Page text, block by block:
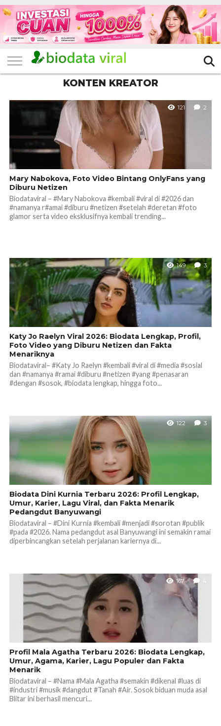
HOME
FILTER
KATEGORI
IKLAN
TERVIRAL
TRADING
KOMUNITAS
BERITA
BISNIS
LAINNYA
KONTEN KREATOR
121 2
Mary Nabokova, Foto Video Bintang OnlyFans yang
Diburu Netizen
Biodataviral – #Mary Nabokova #kembali #viral di #2026 dan
#namanya r#amai #diburu #netizen #setelah #deretan #foto
glamor serta video eksklusifnya kembali trending...
149 3
Katy Jo Raelyn Viral 2026: Biodata Lengkap, Profil,
Foto Video yang Diburu Netizen dan Fakta
Menariknya
Biodataviral– #Katy Jo Raelyn #kembali #viral di #media #sosial
dan #namanya #ramai #diburu #netizen #yang #penasaran
#dengan #sosok, #biodata lengkap, hingga foto...
122 3
Biodata Dini Kurnia Terbaru 2026: Profil Lengkap,
Umur, Karier, Lagu Viral, dan Fakta Menarik
Pedangdut Banyuwangi
Biodataviral – #Dini Kurnia #kembali #menjadi #sorotan #publik
#pada #2026. Nama pedangdut asal Banyuwangi ini semakin ramai
diperbincangkan setelah perjalanan kariernya di...
167 4
Profil Mala Agatha Terbaru 2026: Biodata Lengkap,
Umur, Agama, Karier, Lagu Populer dan Fakta
Menarik
Biodataviral – #Nama #Mala Agatha #semakin #dikenal #luas di
#industri #musik #dangdut #Tanah #Air. Sosok biduan muda asal
Blitar ini berhasil mencuri...